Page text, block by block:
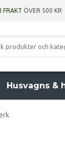
FRAKT ÖVER 500 KR
Husvagns &